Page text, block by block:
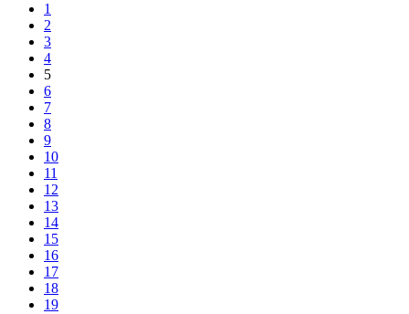
1
2
3
4
5
6
7
8
9
10
11
12
13
14
15
16
17
18
19